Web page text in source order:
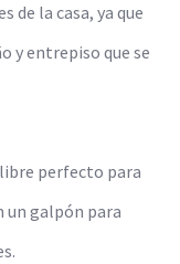
de la casa, ya que
y entrepiso que se
perfecto para
un galpón para